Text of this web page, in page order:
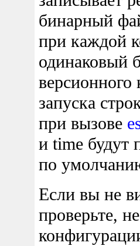
бинарный
при каждой
одинаковый
запуска
при вызове
и time будут
по
Если вы не
проверьте,